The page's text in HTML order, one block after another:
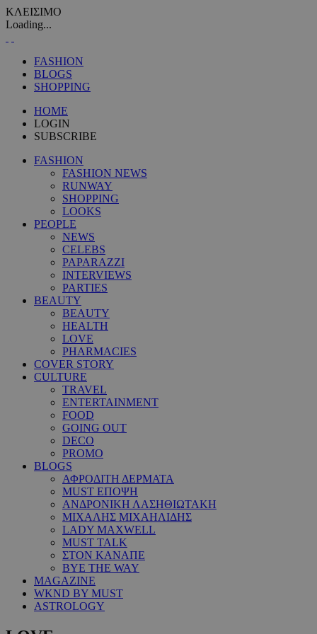
ΚΛΕΙΣΙΜΟ
Loading...
FASHION
BLOGS
SHOPPING
HOME
LOGIN
SUBSCRIBE
FASHION
FASHION NEWS
RUNWAY
SHOPPING
LOOKS
PEOPLE
NEWS
CELEBS
PAPARAZZI
INTERVIEWS
PARTIES
BEAUTY
BEAUTY
HEALTH
LOVE
PHARMACIES
COVER STORY
CULTURE
TRAVEL
ENTERTAINMENT
FOOD
GOING OUT
DECO
PROMO
BLOGS
ΑΦΡΟΔΙΤΗ ΔΕΡΜΑΤΑ
MUST ΕΠΟΨΗ
ΑΝΔΡΟΝΙΚΗ ΛΑΣΗΘΙΩΤΑΚΗ
ΜΙΧΑΛΗΣ ΜΙΧΑΗΛΙΔΗΣ
LADY MAXWELL
MUST TALK
ΣΤΟΝ ΚΑΝΑΠΕ
BYE THE WAY
MAGAZINE
WKND BY MUST
ASTROLOGY